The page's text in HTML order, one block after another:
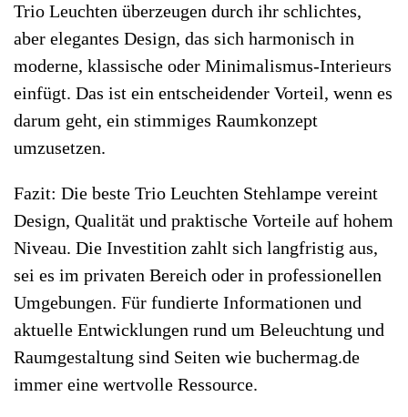
Trio Leuchten überzeugen durch ihr schlichtes,
aber elegantes Design, das sich harmonisch in
moderne, klassische oder Minimalismus-Interieurs
einfügt. Das ist ein entscheidender Vorteil, wenn es
darum geht, ein stimmiges Raumkonzept
umzusetzen.
Fazit: Die beste Trio Leuchten Stehlampe vereint
Design, Qualität und praktische Vorteile auf hohem
Niveau. Die Investition zahlt sich langfristig aus,
sei es im privaten Bereich oder in professionellen
Umgebungen. Für fundierte Informationen und
aktuelle Entwicklungen rund um Beleuchtung und
Raumgestaltung sind Seiten wie buchermag.de
immer eine wertvolle Ressource.